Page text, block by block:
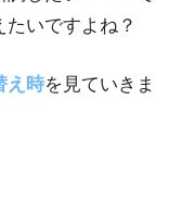
いですよね？
え時を見ていきま